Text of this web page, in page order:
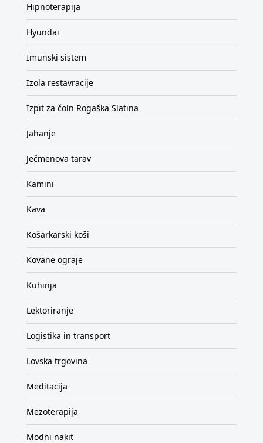
Hipnoterapija
Hyundai
Imunski sistem
Izola restavracije
Izpit za čoln Rogaška Slatina
Jahanje
Ječmenova tarav
Kamini
Kava
Košarkarski koši
Kovane ograje
Kuhinja
Lektoriranje
Logistika in transport
Lovska trgovina
Meditacija
Mezoterapija
Modni nakit